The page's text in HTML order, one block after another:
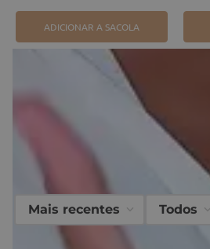
ADICIONAR A SACOLA
O que nossos clientes
produto?
Avaliações
Carregando…
Mais recentes Todos